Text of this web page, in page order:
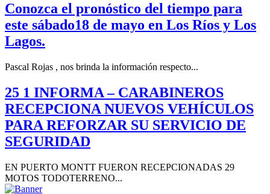
Conozca el pronóstico del tiempo para
este sábado18 de mayo en Los Ríos y Los
Lagos.
Pascal Rojas , nos brinda la información respecto...
25 1 INFORMA – CARABINEROS
RECEPCIONA NUEVOS VEHÍCULOS
PARA REFORZAR SU SERVICIO DE
SEGURIDAD
EN PUERTO MONTT FUERON RECEPCIONADAS 29
MOTOS TODOTERRENO...